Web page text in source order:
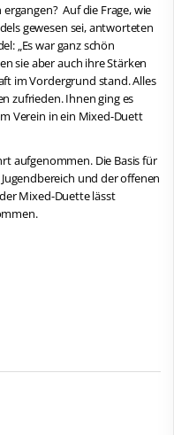
Auf die Frage, wie
gewesen sei, antworteten
„Es war ganz schön
sie aber auch ihre Stärken
im Vordergrund stand. Alles
zufrieden. Ihnen ging es
Verein in ein Mixed-Duett
aufgenommen. Die Basis für
und der offenen
Mixed-Duette lässt